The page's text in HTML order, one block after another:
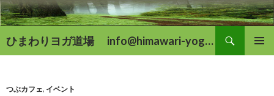
ひまわりヨガ道場 info@himawari-yoga.com
索
ン
つぶカフェ, イベント